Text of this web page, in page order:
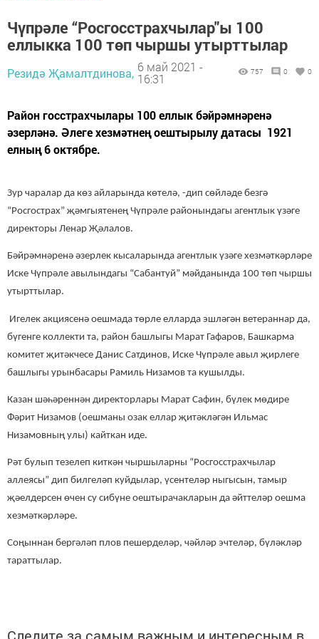
Чүпрәле “Росгосстрахчылар"ы 100
еллыкка 100 төп чыршы утырттылар
Резидә Җамалтдинова, 6 май 2021 -
16:31
757 0 0
Район госстрахчылары 100 еллык бәйрәмнәренә
әзерләнә. Әлеге хезмәтнең оештырылу датасы 1921
елның 6 октябре.
Зур чаралар да көз айларында көтелә, -дип сөйләде безгә
“Росгострах” җәмгыятенең Чүпрәле районындагы агентлык үзәге
директоры Ленар Җәлалов.
Бәйрәмнәренә әзерлек кысаларында агентлык үзәге хезмәткәрләре
Иске Чүпрәле авылындагы “Сабантуй” мәйданында 100 төп чыршы
утырттылар.
Игелек акциясенә оешмада төрле елларда эшләгән ветераннар да,
бүгенге коллекти та, район башлыгы Марат Гафаров, Башкарма
комитет җитәкчесе Данис Сатдинов, Иске Чүпрәле авыл җирлеге
башлыгы урынбасары Рамиль Низамов та кушылды.
Казан шәһәреннән директорлары Марат Сафин, бүлек мөдире
Фәрит Низамов (оешманы озак еллар җитәкләгән Ильмас
Низамовның улы) кайткан иде.
Рәт булып тезелеп киткән чыршыларны “Росгосстрахчылар
аллеясы” дип билгеләп куйдылар, үсентеләр ныгысын, тамыр
җәелдерсен өчен су сибүне оештырачакларын да әйттеләр оешма
хезмәткәрләре.
Соңыннан бергәләп плов пешерделәр, чәйләр эчтеләр, бүләкләр
тараттылар.